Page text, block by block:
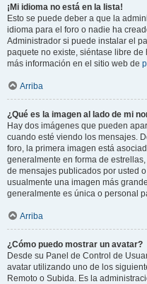
¡Mi idioma no está en la lista!
Esto se puede deber a que la
idioma para el foro o nadie ha
Administrador si puede instalar el
paquete no existe, siéntase libre
más información en el sitio web de
Arriba
¿Qué es la imagen al lado de mi
Hay dos imágenes que pueden
cuando esté viendo los mensajes.
foro, la primera imagen está
generalmente en forma de
de mensajes publicados por usted
usualmente una imagen más
generalmente es única o personal
Arriba
¿Cómo puedo mostrar un avatar?
Desde su Panel de Control de
avatar utilizando uno de los
Remoto o Subida. Es la